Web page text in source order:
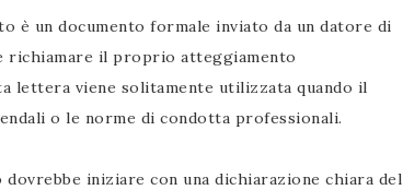
è un documento formale inviato da un datore di
richiamare il proprio atteggiamento
lettera viene solitamente utilizzata quando il
o le norme di condotta professionali.
iniziare con una dichiarazione chiara del